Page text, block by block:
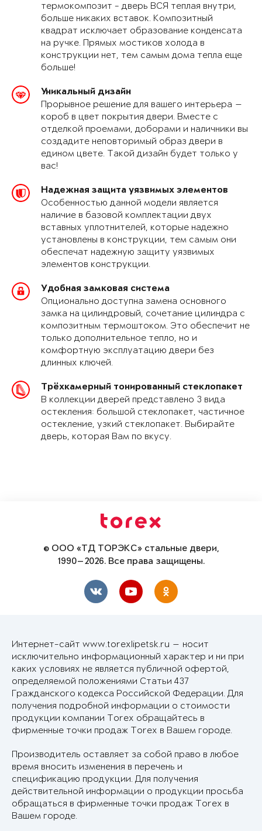
термокомпозит - дверь ВСЯ теплая внутри,
больше никаких вставок. Композитный
квадрат исключает образование конденсата
на ручке. Прямых мостиков холода в
конструкции нет, тем самым дома тепла еще
больше!
Уникальный дизайн
Прорывное решение для вашего интерьера —
короб в цвет покрытия двери. Вместе с
отделкой проемами, доборами и наличники вы
создадите неповторимый образ двери в
едином цвете. Такой дизайн будет только у
вас!
Надежная защита уязвимых элементов
Особенностью данной модели является
наличие в базовой комплектации двух
вставных уплотнителей, которые надежно
установлены в конструкции, тем самым они
обеспечат надежную защиту уязвимых
элементов конструкции.
Удобная замковая система
Опционально доступна замена основного
замка на цилиндровый, сочетание цилиндра с
композитным термоштоком. Это обеспечит не
только дополнительное тепло, но и
комфортную эксплуатацию двери без
длинных ключей.
Трёхкамерный тонированный стеклопакет
В коллекции дверей представлено 3 вида
остекления: большой стеклопакет, частичное
остекление, узкий стеклопакет. Выбирайте
дверь, которая Вам по вкусу.
© ООО «ТД ТОРЭКС» стальные двери,
1990—2026. Все права защищены.
Интернет-сайт www.torexlipetsk.ru — носит
исключительно информационный характер и ни при
каких условиях не является публичной офертой,
определяемой положениями Статьи 437
Гражданского кодекса Российской Федерации. Для
получения подробной информации о стоимости
продукции компании Torex обращайтесь в
фирменные точки продаж Torex в Вашем городе.
Производитель оставляет за собой право в любое
время вносить изменения в перечень и
спецификацию продукции. Для получения
действительной информации о продукции просьба
обращаться в фирменные точки продаж Torex в
Вашем городе.